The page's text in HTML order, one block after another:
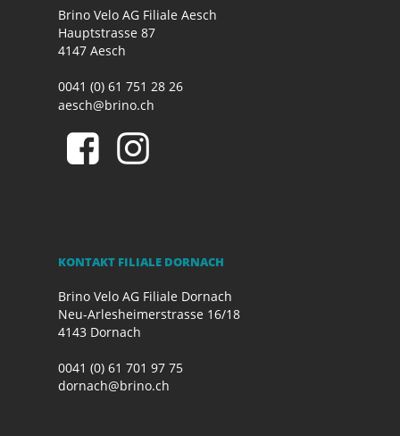
Brino Velo AG Filiale Aesch
Hauptstrasse 87
4147 Aesch
0041 (0) 61 751 28 26
aesch@brino.ch
KONTAKT FILIALE DORNACH
Brino Velo AG Filiale Dornach
Neu-Arlesheimerstrasse 16/18
4143 Dornach
0041 (0) 61 701 97 75
dornach@brino.ch